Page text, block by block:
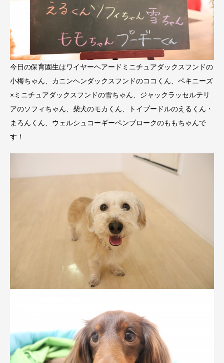
今日の保育園生はワイヤーヘアードミニチュアダックスフンドの
小梅ちゃん、カニンヘンダックスフンドのココくん、ペキニーズ
×ミニチュアダックスフンドの雪ちゃん、ジャックラッセルテリ
アのソフィちゃん、柴犬のモカくん、トイプードルのえるくん・
まろんくん、ウェルシュコーギーペンブロークのももちゃんで
す！